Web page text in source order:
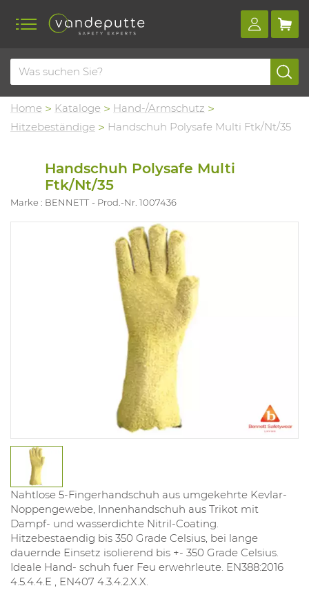
Home Kataloge
Hand-/Armschutz
Hitzebeständige
Handschuh Polysafe Multi Ftk/Nt/35
Handschuh Polysafe Multi
Ftk/Nt/35
Marke : BENNETT Prod.-Nr. 1007436
Nahtlose 5-Fingerhandschuh aus umgekehrte Kevlar-
Noppengewebe, Innenhandschuh aus Trikot mit
Dampf- und wasserdichte Nitril-Coating.
Hitzebestaendig bis 350 Grade Celsius, bei lange
dauernde Einsetz isolierend bis +- 350 Grade Celsius.
Ideale Hand- schuh fuer Feu erwehrleute. EN388:2016
4.5.4.4.E , EN407 4.3.4.2.X.X.